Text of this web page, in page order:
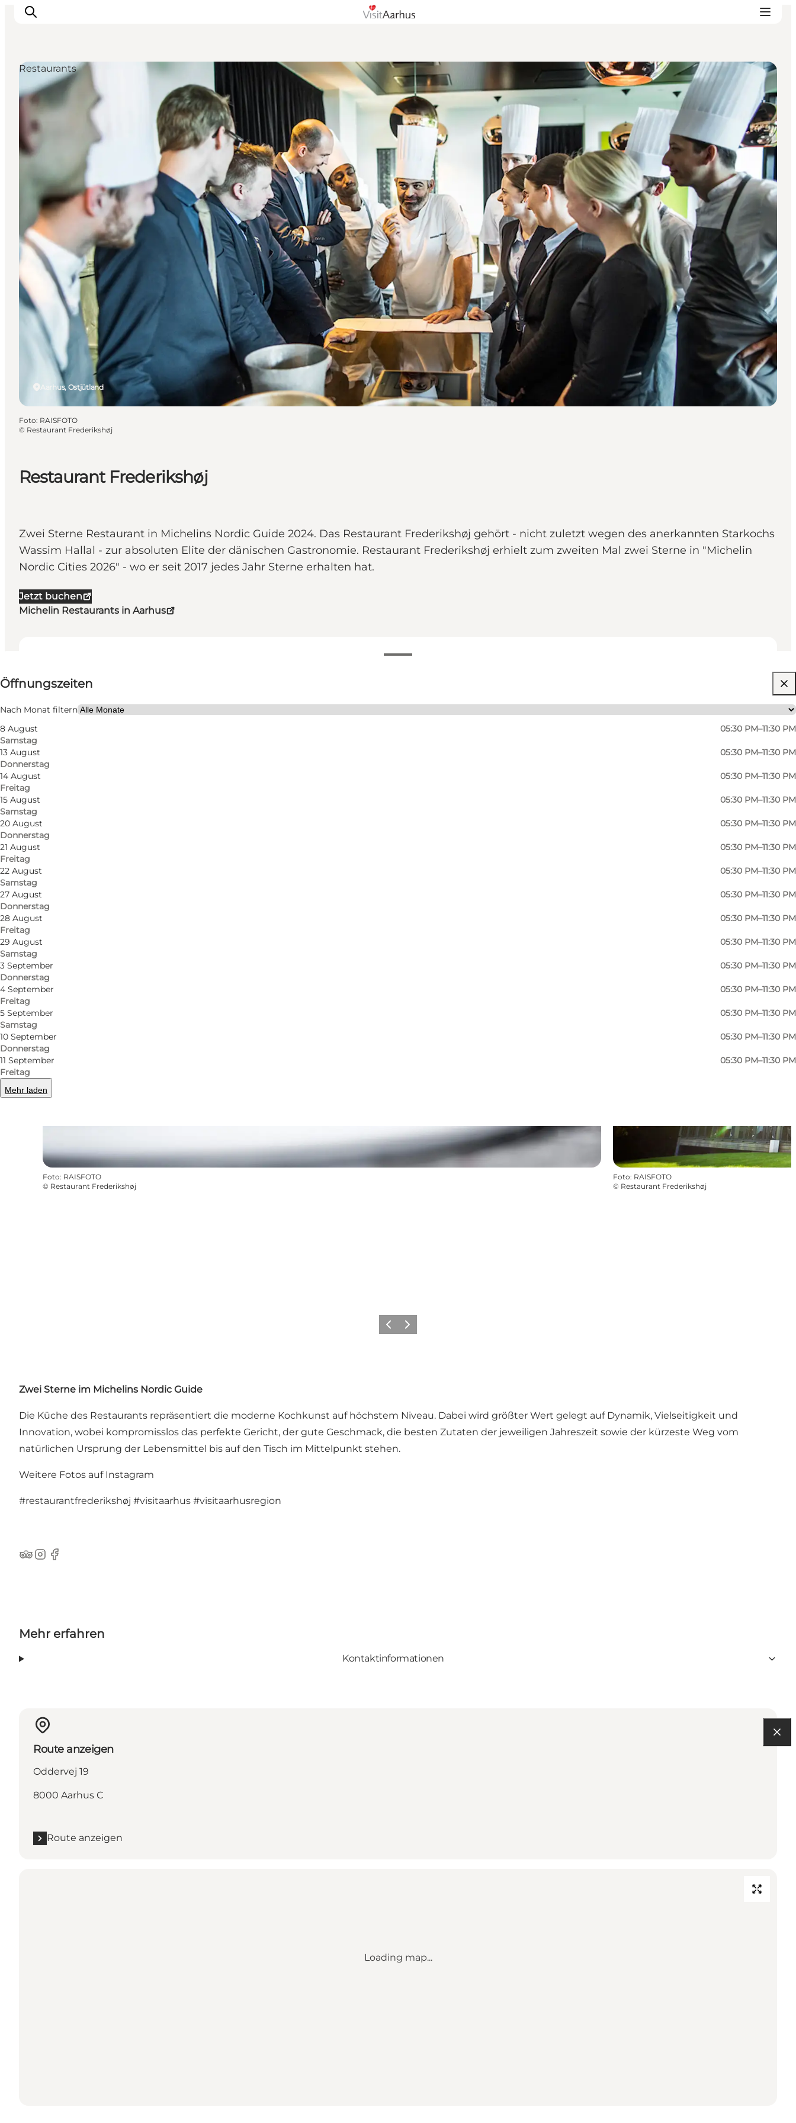
Sehen und erleben
Veranstaltungen
Städte und Regionen
Reiseplanung
Transport
Restaurant Frederikshøj
Zwei Sterne Restaurant in Michelins Nordic Guide 2024. Das Restaurant Frederikshøj gehört - nicht zuletzt wegen des anerkannten Starkochs
Wassim Hallal - zur absoluten Elite der dänischen Gastronomie. Restaurant Frederikshøj erhielt zum zweiten Mal zwei Sterne in "Michelin
Nordic Cities 2026" - wo er seit 2017 jedes Jahr Sterne erhalten hat.
Jetzt buchen
Michelin Restaurants in Aarhus
Öffnungszeiten
Nach Monat filtern
8 August
Samstag
05:30 PM–11:30 PM
13 August
Donnerstag
05:30 PM–11:30 PM
14 August
Freitag
05:30 PM–11:30 PM
15 August
Samstag
05:30 PM–11:30 PM
20 August
Donnerstag
05:30 PM–11:30 PM
21 August
Freitag
05:30 PM–11:30 PM
22 August
Samstag
05:30 PM–11:30 PM
27 August
Donnerstag
05:30 PM–11:30 PM
28 August
Freitag
05:30 PM–11:30 PM
29 August
Samstag
05:30 PM–11:30 PM
3 September
Donnerstag
05:30 PM–11:30 PM
4 September
Freitag
05:30 PM–11:30 PM
5 September
Samstag
05:30 PM–11:30 PM
10 September
Donnerstag
05:30 PM–11:30 PM
11 September
Freitag
05:30 PM–11:30 PM
Mehr laden
⌘ Michelin
Website besuchen
Aarhus, Ostjütland
Restaurants
Foto: RAISFOTO
© Restaurant Frederikshøj
Foto: RAISFOTO
© Restaurant Frederikshøj
Foto: RAISFOTO
© Restaurant Frederikshøj
ZurückWeiter
Zwei Sterne im Michelins Nordic Guide
Die Küche des Restaurants repräsentiert die moderne Kochkunst auf höchstem Niveau. Dabei wird größter Wert gelegt auf Dynamik, Vielseitigkeit und
Innovation, wobei kompromisslos das perfekte Gericht, der gute Geschmack, die besten Zutaten der jeweiligen Jahreszeit sowie der kürzeste Weg vom
natürlichen Ursprung der Lebensmittel bis auf den Tisch im Mittelpunkt stehen.
Weitere Fotos auf Instagram
#restaurantfrederikshøj #visitaarhus #visitaarhusregion
TripAdvisor
Instagram
Facebook
Mehr erfahren
Kontaktinformationen
Route anzeigen
Oddervej 19
8000 Aarhus C
Route anzeigen
Loading map...